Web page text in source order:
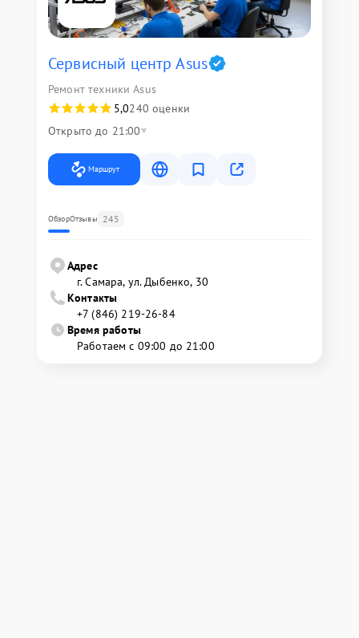
Сервисный центр Asus
Ремонт техники Asus
5,0240 оценки
Открыто до 21:00
Маршрут
ОбзорОтзывы 245
Адрес
г. Самара, ул. Дыбенко, 30
Контакты
+7 (846) 219-26-84
Время работы
Работаем с 09:00 до 21:00